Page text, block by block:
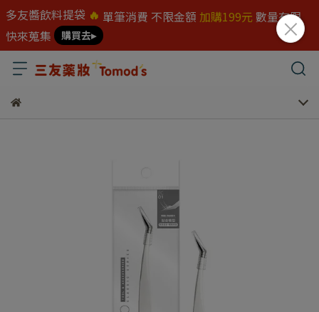
多友醬飲料提袋 🔥 單筆消費 不限金額 加購199元 數量有限
快來蒐集
購買去▸